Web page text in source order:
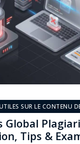
SUR LE CONTENU
Global
Tips &